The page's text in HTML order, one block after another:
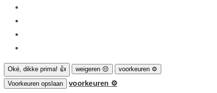
Oké, dikke prima! 👍 weigeren 😔
voorkeuren ⚙
Voorkeuren opslaan
voorkeuren ⚙